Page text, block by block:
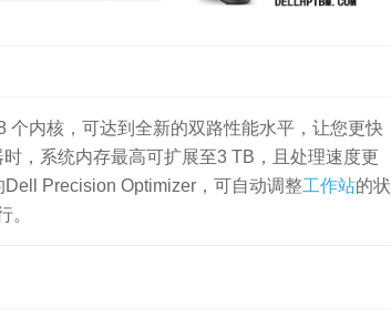
内核，可达到全新的双路性能水平，让您更快
，系统内存最高可扩展至3 TB，且处理速度更
Precision Optimizer，可自动调整工作站的状
。